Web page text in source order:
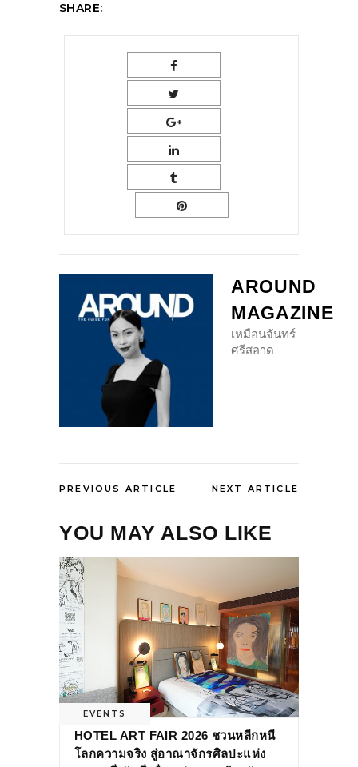
SHARE:
AROUND
MAGAZINE
เหมือนจันทร์
ศรีสอาด
PREVIOUS ARTICLE NEXT ARTICLE
YOU MAY ALSO LIKE
EVENTS
HOTEL ART FAIR 2026 ชวนหลีกหนี
โลกความจริง สู่อาณาจักรศิลปะแห่ง